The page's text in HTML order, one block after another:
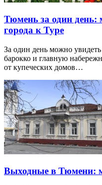
Тюмень за один день:
города к Туре
За один день можно
барокко и главную
от купеческих домов…
Выходные в Тюмени: